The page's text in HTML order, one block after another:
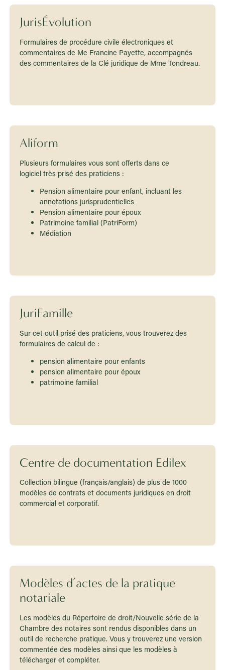
JurisÉvolution
Formulaires de procédure civile électroniques et
commentaires de Me Francine Payette, accompagnés
des commentaires de la Clé juridique de Mme Tondreau.
Aliform
Plusieurs formulaires vous sont offerts dans ce
logiciel très prisé des praticiens :
Pension alimentaire pour enfant, incluant les
annotations jurisprudentielles
Pension alimentaire pour époux
Patrimoine familial (PatriForm)
Médiation
JuriFamille
Sur cet outil prisé des praticiens, vous trouverez des
formulaires de calcul de :
pension alimentaire pour enfants
pension alimentaire pour époux
patrimoine familial
Centre de documentation Edilex
Collection bilingue (français/anglais) de plus de 1000
modèles de contrats et documents juridiques en droit
commercial et corporatif.
Modèles d’actes de la pratique
notariale
Les modèles du Répertoire de droit/Nouvelle série de la
Chambre des notaires sont rendus disponibles dans un
outil de recherche pratique. Vous y trouverez une version
commentée des modèles ainsi que les modèles à
télécharger et compléter.